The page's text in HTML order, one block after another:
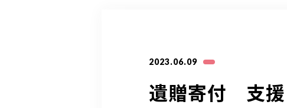
2023.06.09
遺贈寄付 支援